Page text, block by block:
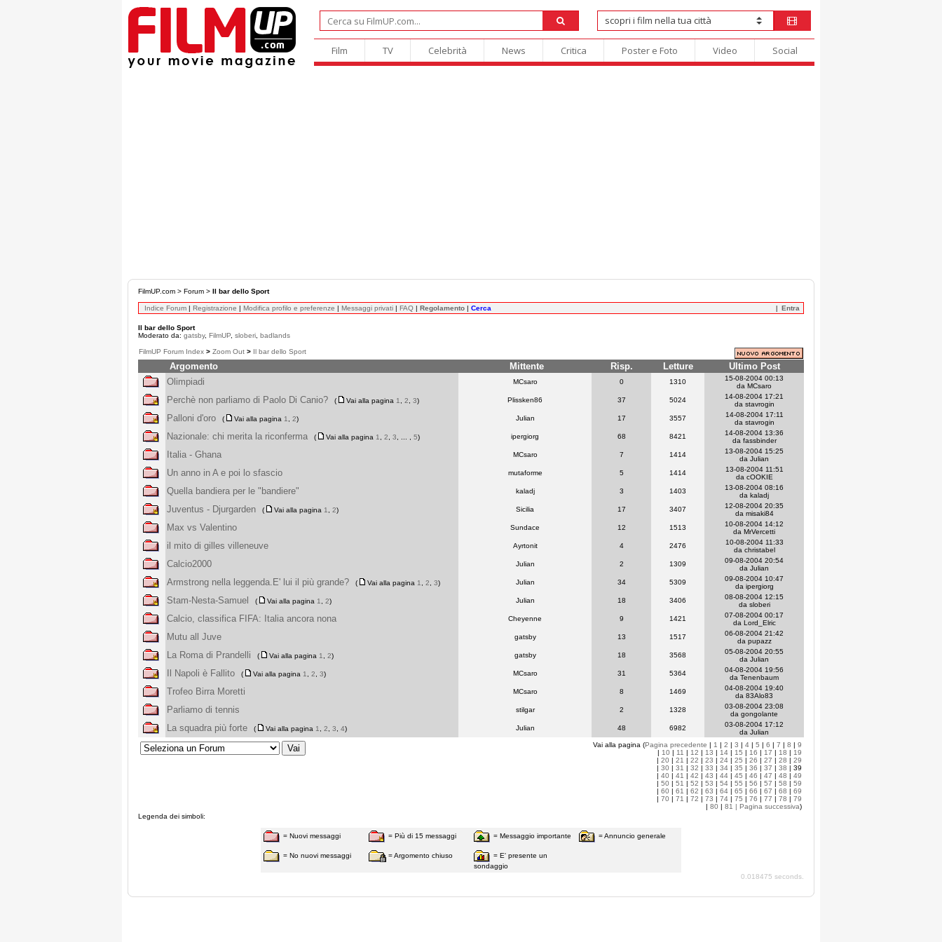
Film TV Celebrità News Critica Poster e Foto Video Social
FilmUP.com > Forum > Il bar dello Sport
Indice Forum | Registrazione | Modifica profilo e preferenze | Messaggi privati | FAQ | Regolamento | Cerca Entra
Il bar dello Sport
Moderato da: gatsby, FilmUP sloberi badlands
FilmUP Forum Index > Zoom Out > Il bar dello Sport
Argomento Mittente Risp. Letture
Ultimo Post
Olimpiadi
MCsaro 0 1310
15-08-2004 00:13
da MCsaro
Perchè non parliamo di Paolo Di Canio? ( Vai alla pagina 1 2 3) Plissken86 37 5024
14-08-2004 17:21
da stavrogin
Palloni d'oro ( Vai alla pagina 1 2) Julian 17 3557
14-08-2004 17:11
da stavrogin
Nazionale: chi merita la riconferma ( Vai alla pagina 1 2 3 5) ipergiorg 68 8421
14-08-2004 13:36
da fassbinder
Italia - Ghana MCsaro 7 1414
13-08-2004 15:25
da Julian
Un anno in A e poi lo sfascio mutaforme 5 1414
13-08-2004 11:51
da cOOKIE
Quella bandiera per le "bandiere" kaladj 3 1403
13-08-2004 08:16
da kaladj
Juventus - Djurgarden ( Vai alla pagina 1 2) Sicilia 17 3407
12-08-2004 20:35
da misaki84
Max vs Valentino Sundace 12 1513
10-08-2004 14:12
da MrVercetti
il mito di gilles villeneuve Ayrtonit 4 2476
10-08-2004 11:33
da christabel
Calcio2000 Julian 2 1309
09-08-2004 20:54
da Julian
Armstrong nella leggenda.E' lui il più grande? ( Vai alla pagina 1 2 3) Julian 34 5309
09-08-2004 10:47
da ipergiorg
Stam-Nesta-Samuel ( Vai alla pagina 1 2) Julian 18 3406
08-08-2004 12:15
da sloberi
Calcio, classifica FIFA: Italia ancora nona Cheyenne 9 1421
07-08-2004 00:17
da Lord_Elric
Mutu all Juve gatsby 13 1517
06-08-2004 21:42
da pupazz
La Roma di Prandelli ( Vai alla pagina 1 2) gatsby 18 3568
05-08-2004 20:55
da Julian
Il Napoli è Fallito ( Vai alla pagina 1 2 3) MCsaro 31 5364
04-08-2004 19:56
da Tenenbaum
Trofeo Birra Moretti MCsaro 8 1469
04-08-2004 19:40
da 83Alo83
Parliamo di tennis stilgar 2 1328
03-08-2004 23:08
da gongolante
La squadra più forte ( Vai alla pagina 1 2 3 4) Julian 48 6982
03-08-2004 17:12
da Julian
Vai alla pagina (Pagina precedente | 1 | 2 | 3 | 4 | 5 | 6 | 7 | 8 | 9
| 10 | 11 | 12 | 13 | 14 | 15 | 16 | 17 | 18 | 19
| 20 | 21 | 22 | 23 | 24 | 25 | 26 | 27 | 28 | 29
| 30 | 31 | 32 | 33 | 34 | 35 | 36 | 37 | 38 | 39
| 40 | 41 | 42 | 43 | 44 | 45 | 46 | 47 | 48 | 49
| 50 | 51 | 52 | 53 | 54 | 55 | 56 | 57 | 58 | 59
| 60 | 61 | 62 | 63 | 64 | 65 | 66 | 67 | 68 | 69
| 70 | 71 | 72 | 73 | 74 | 75 | 76 | 77 | 78 | 79
| 80 | 81 | Pagina successiva)
Legenda dei simboli:
= Nuovi messaggi
= No nuovi messaggi
= Più di 15 messaggi
= Argomento chiuso
= Messaggio importante
= E' presente un
sondaggio
= Annuncio generale
0.018475 seconds.